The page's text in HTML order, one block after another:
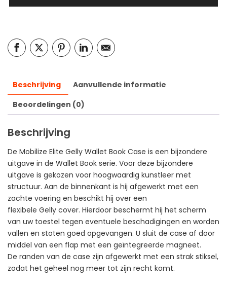
Beschrijving
Aanvullende informatie
Beoordelingen (0)
Beschrijving
De Mobilize Elite Gelly Wallet Book Case is een bijzondere
uitgave in de Wallet Book serie. Voor deze bijzondere
uitgave is gekozen voor hoogwaardig kunstleer met
structuur. Aan de binnenkant is hij afgewerkt met een
zachte voering en beschikt hij over een
flexibele Gelly cover. Hierdoor beschermt hij het scherm
van uw toestel tegen eventuele beschadigingen en worden
vallen en stoten goed opgevangen. U sluit de case af door
middel van een flap met een geïntegreerde magneet.
De randen van de case zijn afgewerkt met een strak stiksel,
zodat het geheel nog meer tot zijn recht komt.